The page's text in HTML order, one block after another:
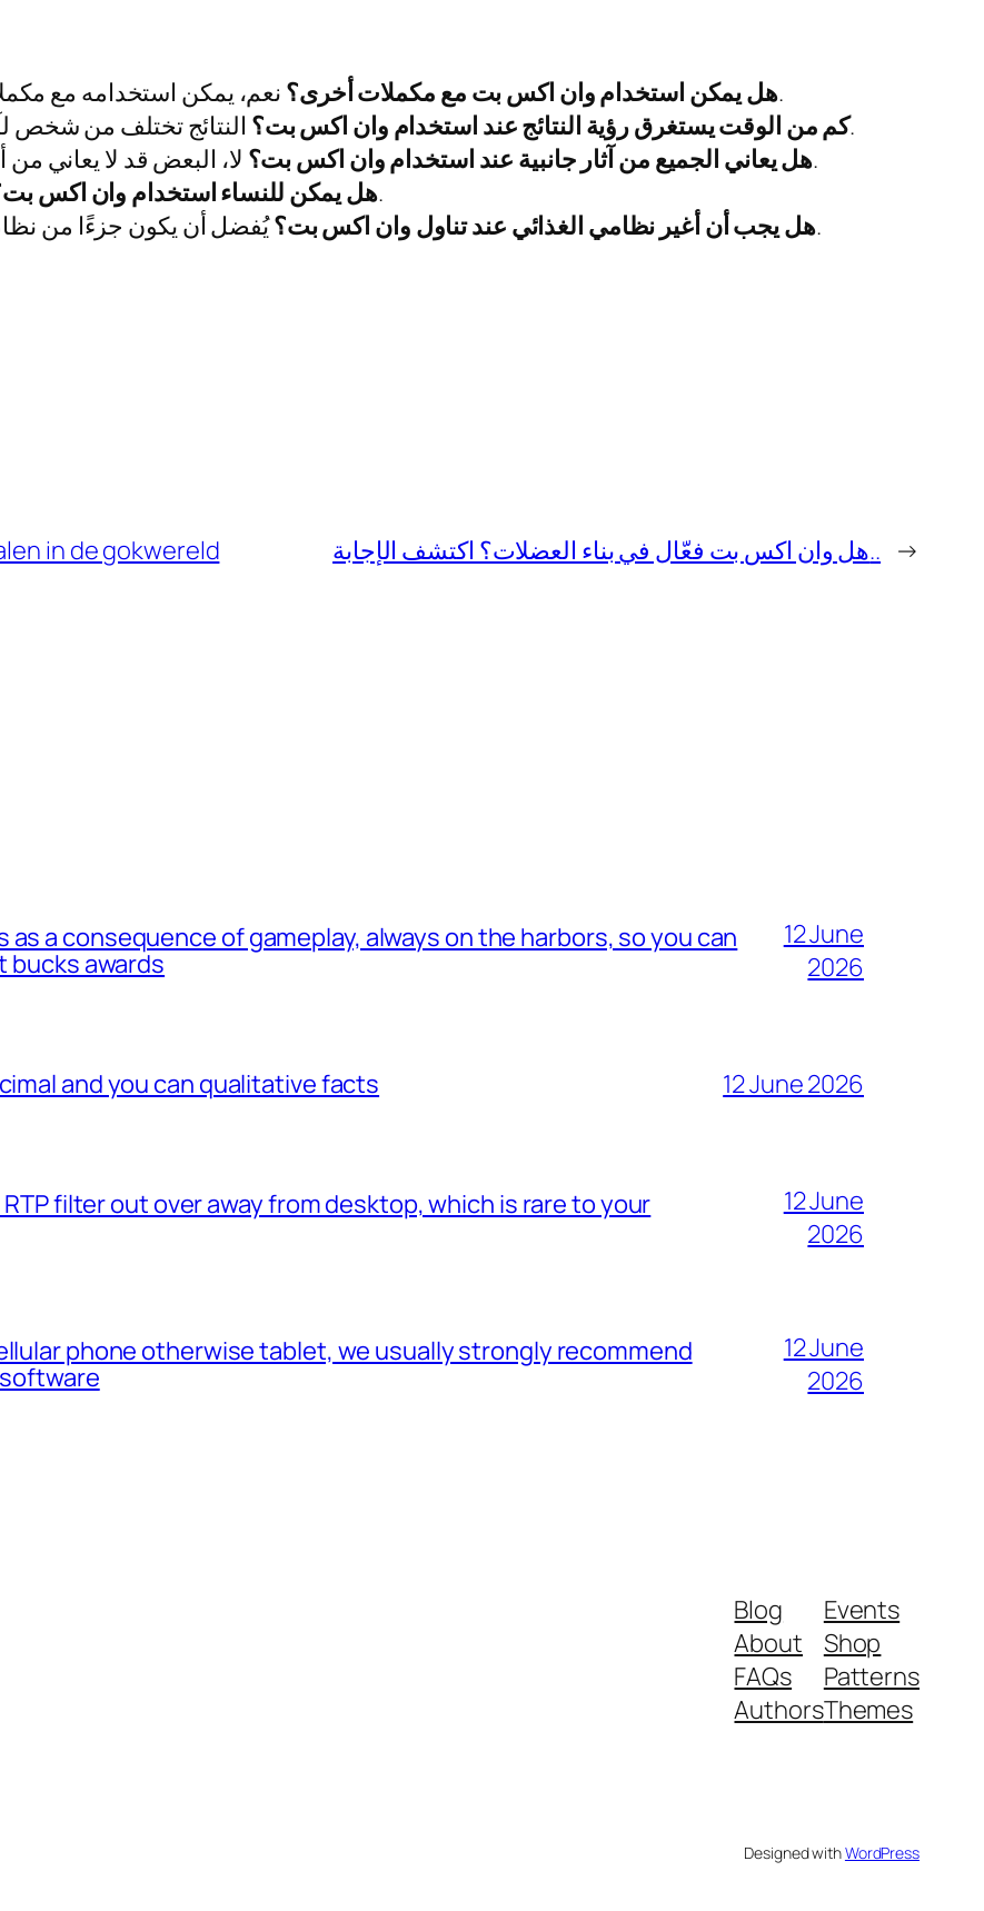
1. هل يمكن استخدام وان اكس بت مع مكملات أخرى؟نعم، يمكن استخدامه مع مكملات أخرى، ولكن يُفضل استشارة مختص.
2. كم من الوقت يستغرق رؤية النتائج عند استخدام وان اكس بت؟النتائج تختلف من شخص لآخر، لكن غالبًا ما تظهر خلال 4-8 أسابيع.
3. هل يعاني الجميع من آثار جانبية عند استخدام وان اكس بت؟لا، البعض قد لا يعاني من أي آثار جانبية، لكن يُفضّل الانتباه للجسم.
4. هل يمكن للنساء استخدام وان اكسنعم، هو مناسب للنساء وكذلك الرجال.
5. هل يجب أن أغير نظامي الغذائي عند تناول وان اكس بت؟يُفضل أن يكون جزءًا من نظام غذائي صحي ومتكامل لتحسين النتائج.
in de gokwereld هل وان اكس بت فعّال في بناء العضلات؟ اكتشف الإجابة.. →
a consequence of gameplay, always on the harbors, so you can
bucks awards
12 June
2026
and you can qualitative facts 12 June 2026
filter out over away from desktop, which is rare to your
12 June
2026
phone otherwise tablet, we usually strongly recommend
12 June
2026
Blog
About
FAQs
Authors
Events
Shop
Patterns
Themes
Designed withWordPress